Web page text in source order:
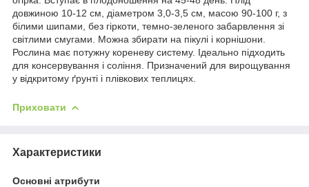
довжиною 10-12 см, діаметром 3,0-3,5 см, масою 90-100 г, з
білими шипами, без гіркоти, темно-зеленого забарвлення зі
світлими смугами. Можна збирати на пікулі і корнішони.
Рослина має потужну кореневу систему. Ідеально підходить
для консервування і соління. Призначений для вирощування
у відкритому ґрунті і плівкових теплицях.
Приховати
Характеристики
Основні атрибути